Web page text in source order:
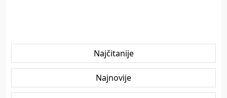
Najčitanije
Najnovije